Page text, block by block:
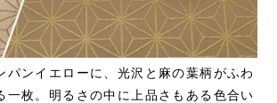
パンイエローに、光沢と麻の葉柄がふわ
一枚。明るさの中に上品さもある色合い